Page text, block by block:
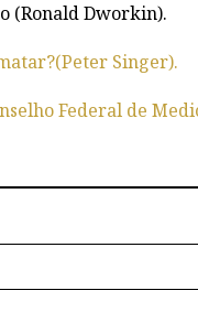
(Ronald Dworkin).
Singer).
Federal de